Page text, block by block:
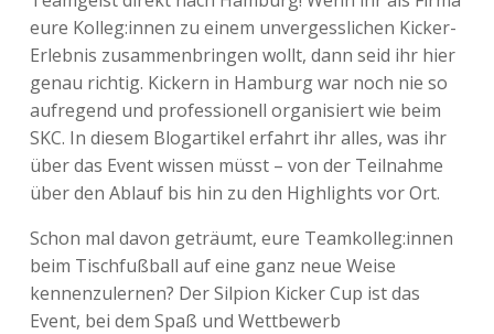
eure Kolleg:innen zu einem unvergesslichen Kicker-
Erlebnis zusammenbringen wollt, dann seid ihr hier
genau richtig. Kickern in Hamburg war noch nie so
aufregend und professionell organisiert wie beim
SKC. In diesem Blogartikel erfahrt ihr alles, was ihr
über das Event wissen müsst – von der Teilnahme
über den Ablauf bis hin zu den Highlights vor Ort.
Schon mal davon geträumt, eure Teamkolleg:innen
beim Tischfußball auf eine ganz neue Weise
kennenzulernen? Der Silpion Kicker Cup ist das
Event, bei dem Spaß und Wettbewerb